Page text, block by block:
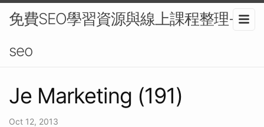
免費SEO學習資源與線上課程整理-
seo
Je Marketing (191)
Oct 12, 2013